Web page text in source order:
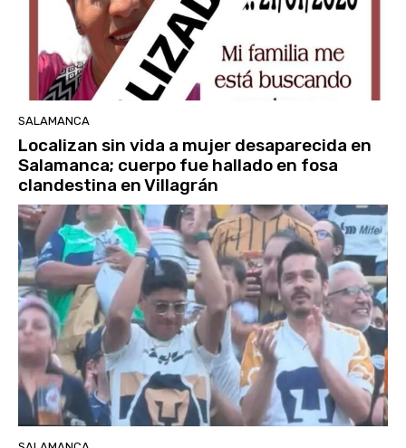
SALAMANCA
Localizan sin vida a mujer desaparecida en
Salamanca; cuerpo fue hallado en fosa
clandestina en Villagrán